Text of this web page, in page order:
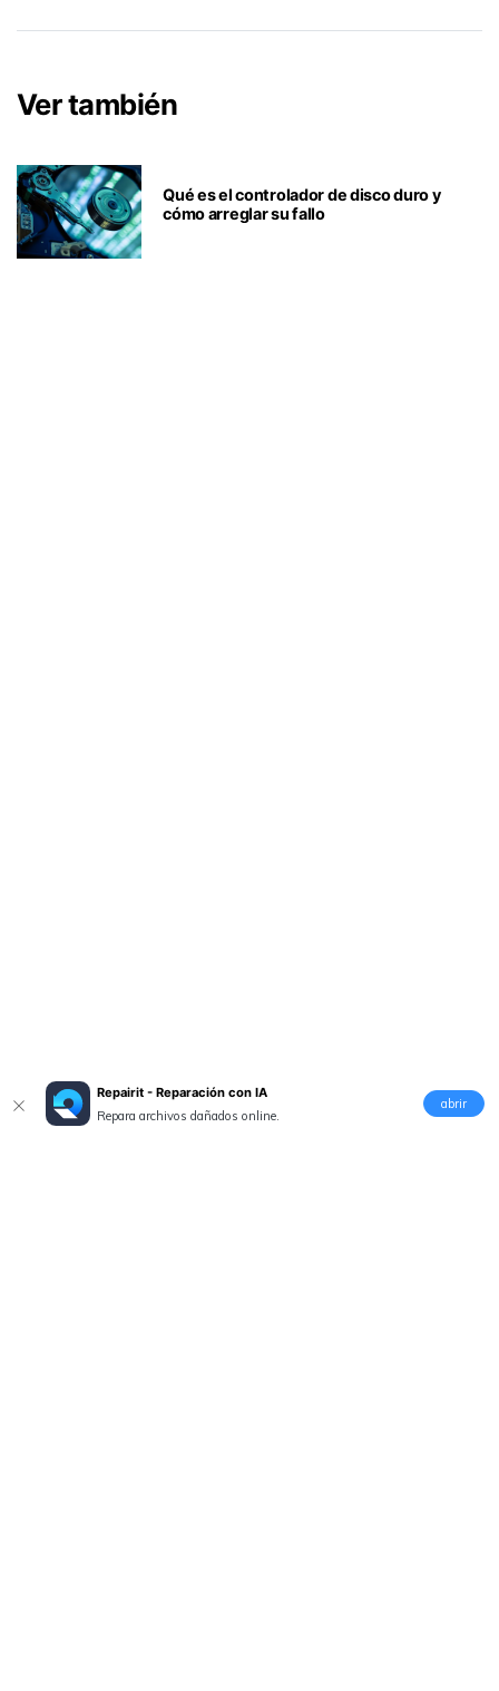
Repairit - Reparación con IA
Repara archivos dañados online.
abrir
Ver también
Qué es el controlador de disco duro y
cómo arreglar su fallo